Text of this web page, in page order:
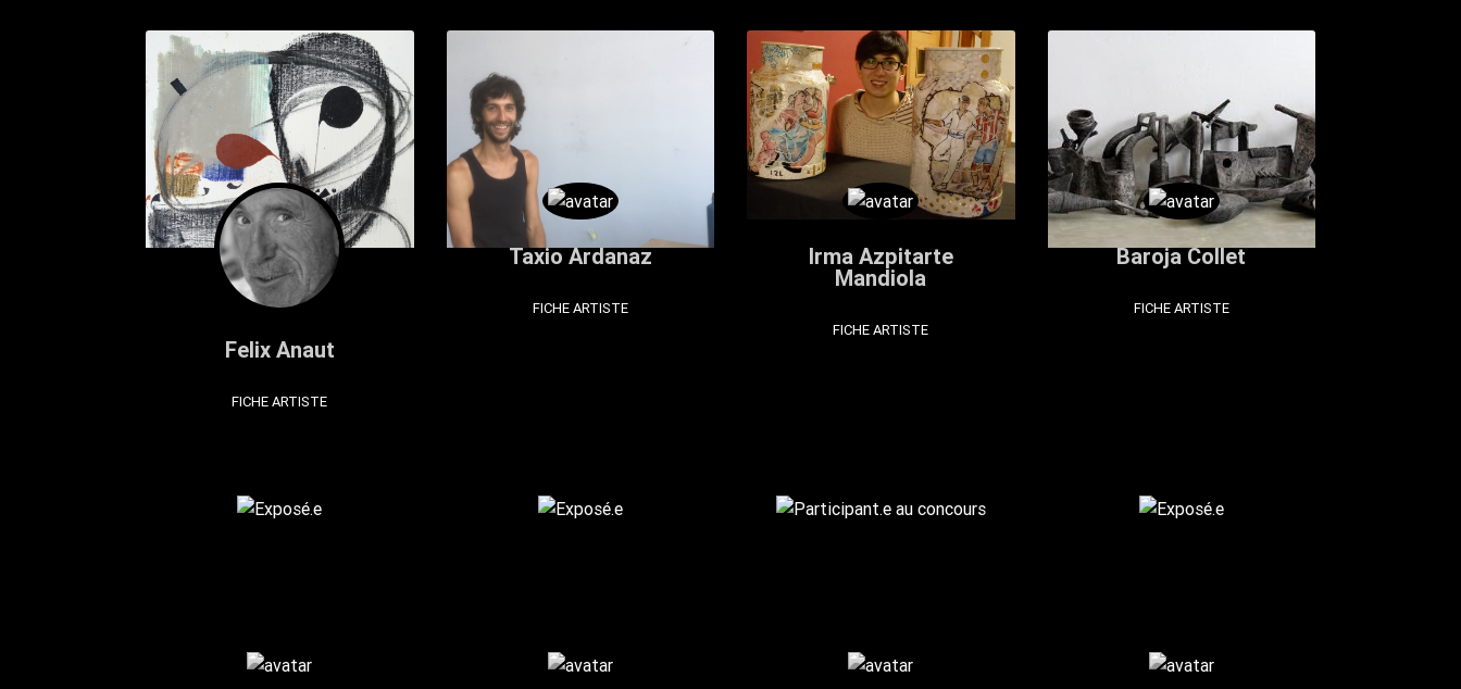
Felix Anaut
FICHE ARTISTE
Taxio Ardanaz
FICHE ARTISTE
Irma Azpitarte
Mandiola
FICHE ARTISTE
Baroja Collet
FICHE ARTISTE